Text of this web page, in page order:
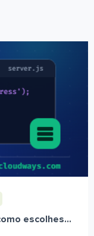
escolhes...